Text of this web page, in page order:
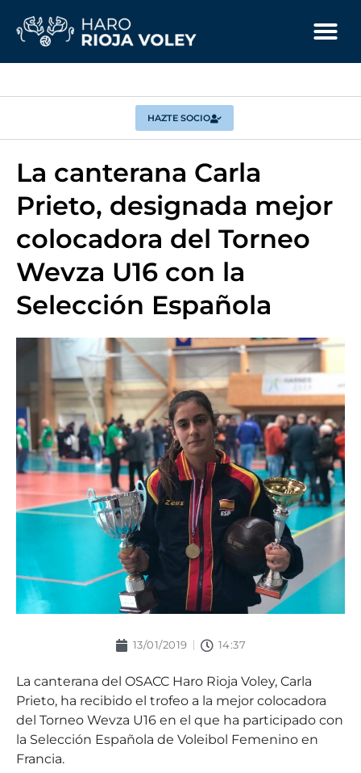
HAZTE SOCIO
La canterana Carla
Prieto, designada mejor
colocadora del Torneo
Wevza U16 con la
Selección Española
13/01/2019 14:37
La canterana del OSACC Haro Rioja Voley, Carla
Prieto, ha recibido el trofeo a la mejor colocadora
del Torneo Wevza U16 en el que ha participado con
la Selección Española de Voleibol Femenino en
Francia.